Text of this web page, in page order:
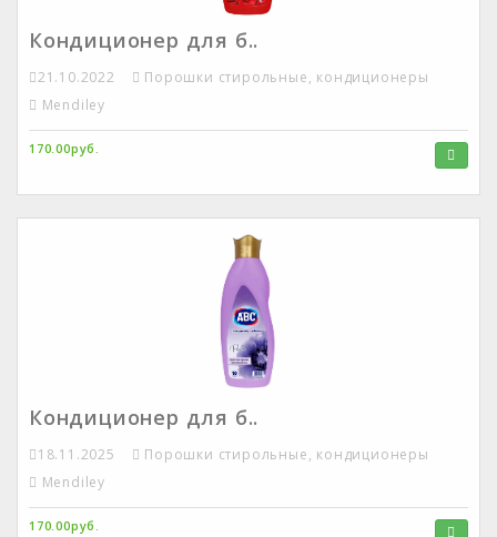
Кондиционер для б..
21.10.2022
Порошки стирольные, кондиционеры
Mendiley
170.00руб.
Кондиционер для б..
18.11.2025
Порошки стирольные, кондиционеры
Mendiley
170.00руб.